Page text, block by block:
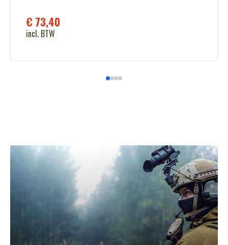
€ 73,40
incl. BTW